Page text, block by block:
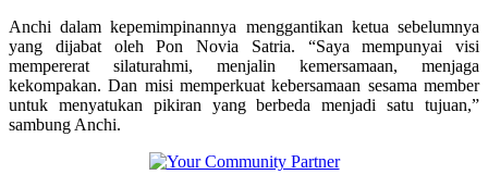
Anchi dalam kepemimpinannya menggantikan ketua sebelumnya
yang dijabat oleh Pon Novia Satria. “Saya mempunyai visi
mempererat silaturahmi, menjalin kemersamaan, menjaga
kekompakan. Dan misi memperkuat kebersamaan sesama member
untuk menyatukan pikiran yang berbeda menjadi satu tujuan,”
sambung Anchi.